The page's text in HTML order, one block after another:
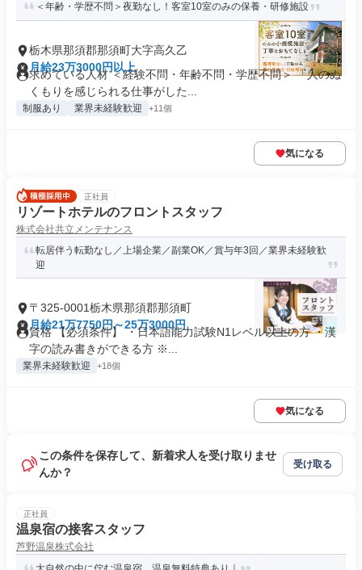
＜年齢・学歴不問＞夜勤なし！客室10室のみの保養・研修施設
栃木県那須郡那須町大字高久乙
月給23万3000円以上
求めている人材 ＜経験不問・年齢不問・学歴不問＞ 「人のぬ
くもりを感じられる仕事がした...
制服あり 業界未経験歓迎 +11個
気になる
正社員
リゾートホテルのフロントスタッフ
株式会社共立メンテナンス
転居伴う転勤なし／上場企業／副業OK／賞与年3回／業界未経験歓
迎
〒325-0001栃木県那須郡那須町
月給21万7750円～25万3000円
資格 【必須条件】 ・日本語能力試験N1レベル以上の方 ・漢
字の読み書きができる方 ※...
業界未経験歓迎 +18個
気になる
この条件を保存して、新着求人を受け取りませ
んか？
受け取る
正社員
温泉宿の接客スタッフ
芦野温泉株式会社